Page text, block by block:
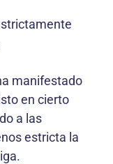
manifestado
en cierto
a las
estricta la